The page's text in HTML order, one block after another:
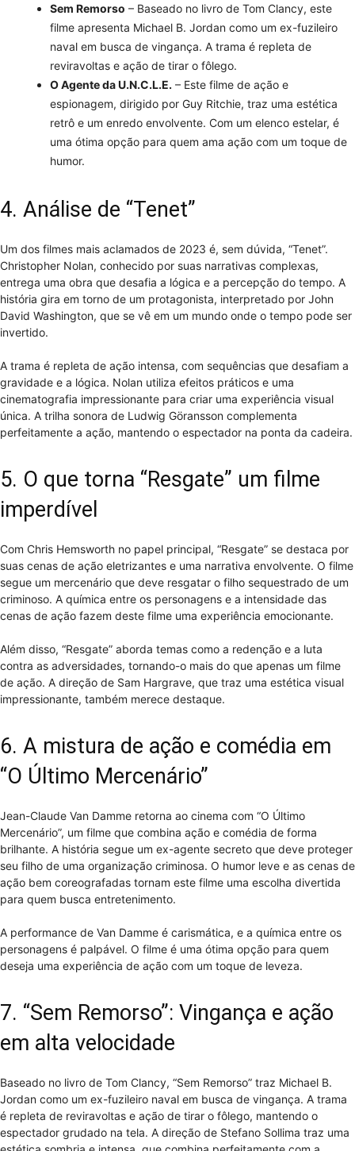
Sem Remorso – Baseado no livro de Tom Clancy, este
filme apresenta Michael B. Jordan como um ex-fuzileiro
naval em busca de vingança. A trama é repleta de
reviravoltas e ação de tirar o fôlego.
O Agente da U.N.C.L.E. – Este filme de ação e
espionagem, dirigido por Guy Ritchie, traz uma estética
retrô e um enredo envolvente. Com um elenco estelar, é
uma ótima opção para quem ama ação com um toque de
humor.
4. Análise de “Tenet”
Um dos filmes mais aclamados de 2023 é, sem dúvida, “Tenet”.
Christopher Nolan, conhecido por suas narrativas complexas,
entrega uma obra que desafia a lógica e a percepção do tempo. A
história gira em torno de um protagonista, interpretado por John
David Washington, que se vê em um mundo onde o tempo pode ser
invertido.
A trama é repleta de ação intensa, com sequências que desafiam a
gravidade e a lógica. Nolan utiliza efeitos práticos e uma
cinematografia impressionante para criar uma experiência visual
única. A trilha sonora de Ludwig Göransson complementa
perfeitamente a ação, mantendo o espectador na ponta da cadeira.
5. O que torna “Resgate” um filme
imperdível
Com Chris Hemsworth no papel principal, “Resgate” se destaca por
suas cenas de ação eletrizantes e uma narrativa envolvente. O filme
segue um mercenário que deve resgatar o filho sequestrado de um
criminoso. A química entre os personagens e a intensidade das
cenas de ação fazem deste filme uma experiência emocionante.
Além disso, “Resgate” aborda temas como a redenção e a luta
contra as adversidades, tornando-o mais do que apenas um filme
de ação. A direção de Sam Hargrave, que traz uma estética visual
impressionante, também merece destaque.
6. A mistura de ação e comédia em
“O Último Mercenário”
Jean-Claude Van Damme retorna ao cinema com “O Último
Mercenário”, um filme que combina ação e comédia de forma
brilhante. A história segue um ex-agente secreto que deve proteger
seu filho de uma organização criminosa. O humor leve e as cenas de
ação bem coreografadas tornam este filme uma escolha divertida
para quem busca entretenimento.
A performance de Van Damme é carismática, e a química entre os
personagens é palpável. O filme é uma ótima opção para quem
deseja uma experiência de ação com um toque de leveza.
7. “Sem Remorso”: Vingança e ação
em alta velocidade
Baseado no livro de Tom Clancy, “Sem Remorso” traz Michael B.
Jordan como um ex-fuzileiro naval em busca de vingança. A trama
é repleta de reviravoltas e ação de tirar o fôlego, mantendo o
espectador grudado na tela. A direção de Stefano Sollima traz uma